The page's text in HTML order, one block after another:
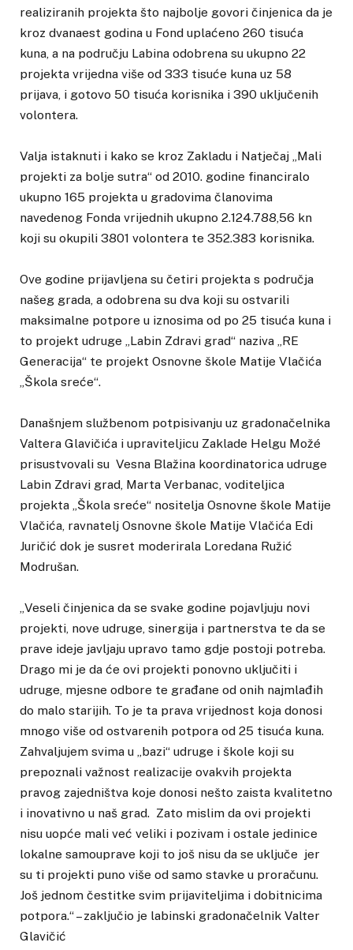
realiziranih projekta što najbolje govori činjenica da je
kroz dvanaest godina u Fond uplaćeno 260 tisuća
kuna, a na području Labina odobrena su ukupno 22
projekta vrijedna više od 333 tisuće kuna uz 58
prijava, i gotovo 50 tisuća korisnika i 390 uključenih
volontera.
Valja istaknuti i kako se kroz Zakladu i Natječaj „Mali
projekti za bolje sutra“ od 2010. godine financiralo
ukupno 165 projekta u gradovima članovima
navedenog Fonda vrijednih ukupno 2.124.788,56 kn
koji su okupili 3801 volontera te 352.383 korisnika.
Ove godine prijavljena su četiri projekta s područja
našeg grada, a odobrena su dva koji su ostvarili
maksimalne potpore u iznosima od po 25 tisuća kuna i
to projekt udruge „Labin Zdravi grad“ naziva „RE
Generacija“ te projekt Osnovne škole Matije Vlačića
„Škola sreće“.
Današnjem službenom potpisivanju uz gradonačelnika
Valtera Glavičića i upraviteljicu Zaklade Helgu Možé
prisustvovali su Vesna Blažina koordinatorica udruge
Labin Zdravi grad, Marta Verbanac, voditeljica
projekta „Škola sreće“ nositelja Osnovne škole Matije
Vlačića, ravnatelj Osnovne škole Matije Vlačića Edi
Juričić dok je susret moderirala Loredana Ružić
Modrušan.
„Veseli činjenica da se svake godine pojavljuju novi
projekti, nove udruge, sinergija i partnerstva te da se
prave ideje javljaju upravo tamo gdje postoji potreba.
Drago mi je da će ovi projekti ponovno uključiti i
udruge, mjesne odbore te građane od onih najmlađih
do malo starijih. To je ta prava vrijednost koja donosi
mnogo više od ostvarenih potpora od 25 tisuća kuna.
Zahvaljujem svima u „bazi“ udruge i škole koji su
prepoznali važnost realizacije ovakvih projekta
pravog zajedništva koje donosi nešto zaista kvalitetno
i inovativno u naš grad. Zato mislim da ovi projekti
nisu uopće mali već veliki i pozivam i ostale jedinice
lokalne samouprave koji to još nisu da se uključe jer
su ti projekti puno više od samo stavke u proračunu.
Još jednom čestitke svim prijaviteljima i dobitnicima
potpora.“ – zaključio je labinski gradonačelnik Valter
Glavičić